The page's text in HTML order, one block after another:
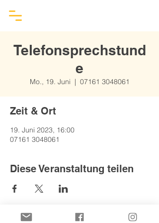
Telefonsprechstund
e
Mo., 19. Juni
  |
07161 3048061
Zeit & Ort
19. Juni 2023, 16:00
07161 3048061
Diese Veranstaltung teilen